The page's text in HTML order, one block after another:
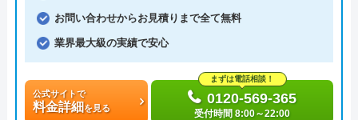
お問い合わせからお見積りまで全て無料
業界最大級の実績で安心
公式サイトで
料金詳細 を見る
まずは電話相談！
0120-569-365
受付時間 8:00～22:00